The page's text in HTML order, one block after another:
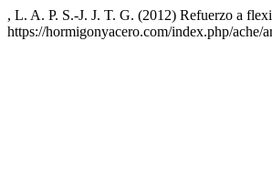
, L. A. P. S.-J. J. T. G. (2012) Refuerzo a
https://hormigonyacero.com/index.php/